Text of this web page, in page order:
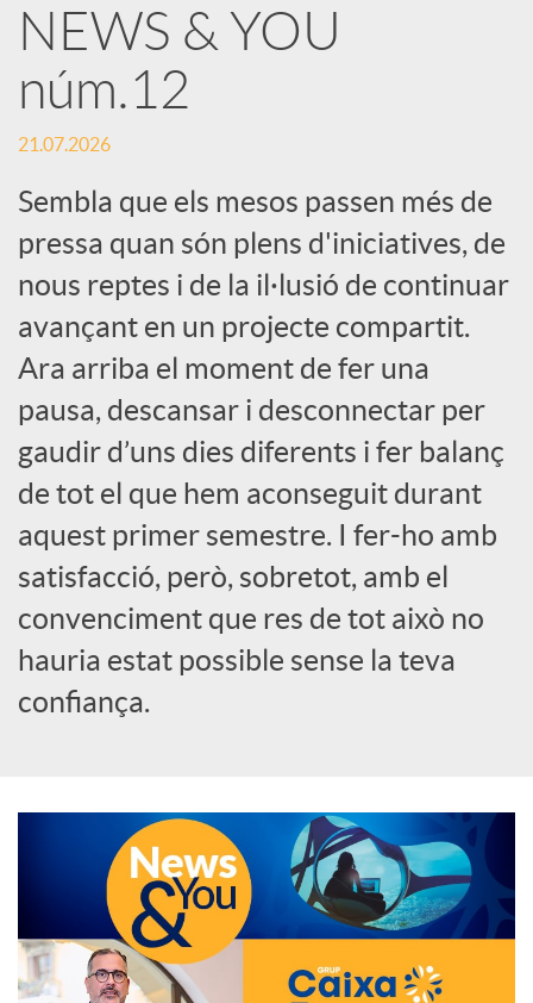
a
r
x
e
s
S
o
c
i
l
s
NEWS & YOU
núm.12
21.07.2026
Sembla que els mesos passen més de
pressa quan són plens d'iniciatives, de
nous reptes i de la il·lusió de continuar
avançant en un projecte compartit.
Ara arriba el moment de fer una
pausa, descansar i desconnectar per
gaudir d’uns dies diferents i fer balanç
de tot el que hem aconseguit durant
aquest primer semestre. I fer-ho amb
satisfacció, però, sobretot, amb el
convenciment que res de tot això no
hauria estat possible sense la teva
confiança.